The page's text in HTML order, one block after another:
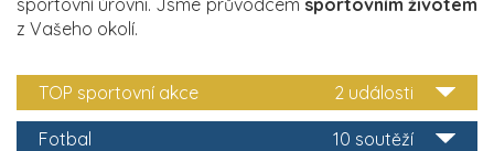
sportovní úrovni. Jsme průvodcem sportovním životem
z Vašeho okolí.
2 události
TOP sportovní akce
10 soutěží
Fotbal